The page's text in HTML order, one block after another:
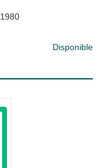
1980
Disponible